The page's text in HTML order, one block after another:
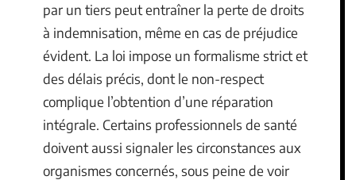
par un tiers peut entraîner la perte de droits
à indemnisation, même en cas de préjudice
évident. La loi impose un formalisme strict et
des délais précis, dont le non-respect
complique l’obtention d’une réparation
intégrale. Certains professionnels de santé
doivent aussi signaler les circonstances aux
organismes concernés, sous peine de voir